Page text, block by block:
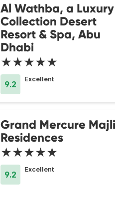
Al Wathba, a Luxury
Collection Desert
Resort & Spa, Abu
Dhabi
★★★★★
9.2
Excellent
Grand Mercure
Residences
★★★★★
9.2
Excellent